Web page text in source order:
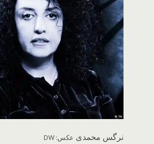
نرگس محمدی عکس: DW